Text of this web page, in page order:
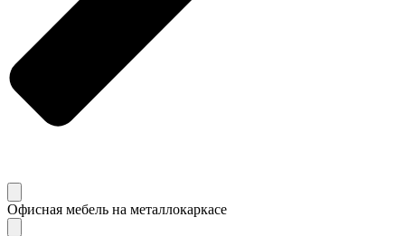
Офисная мебель на металлокаркасе